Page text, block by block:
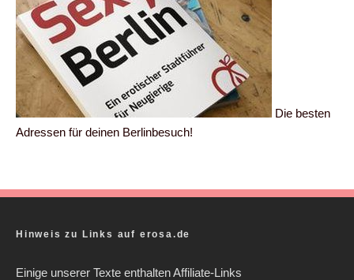
Die besten
Adressen für deinen Berlinbesuch!
Hinweis zu Links auf erosa.de
Einige unserer Texte enthalten Affiliate-Links